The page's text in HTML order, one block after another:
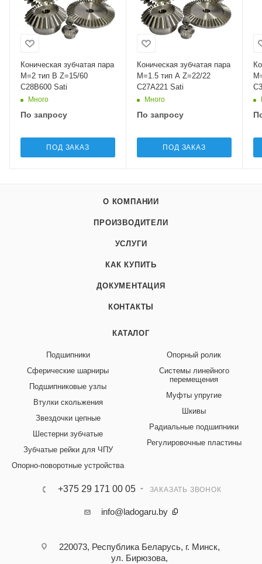
Коническая зубчатая пара
M=2 тип B Z=15/60
C28B600 Sati
Много
По запросу
ПОД ЗАКАЗ
Коническая зубчатая пара
M=1.5 тип A Z=22/22
C27A221 Sati
Много
По запросу
ПОД ЗАКАЗ
О КОМПАНИИ
ПРОИЗВОДИТЕЛИ
УСЛУГИ
КАК КУПИТЬ
ДОКУМЕНТАЦИЯ
КОНТАКТЫ
КАТАЛОГ
Подшипники
Сферические шарниры
Подшипниковые узлы
Втулки скольжения
Звездочки цепные
Шестерни зубчатые
Зубчатые рейки для ЧПУ
Опорно-поворотные устройства
Опорный ролик
Системы линейного
перемещения
Муфты упругие
Шкивы
Радиальные подшипники
Регулировочные пластины
+375 29 171 00 05 ЗАКАЗАТЬ ЗВОНОК
info@ladogaru.by
220073, Республика Беларусь, г. Минск,
ул. Бирюзова,